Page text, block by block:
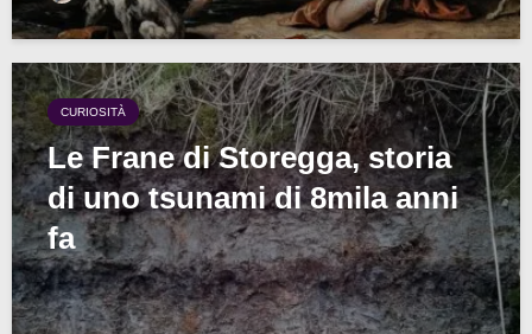
CURIOSITÀ
Le Frane di Storegga, storia
di uno tsunami di 8mila anni
fa